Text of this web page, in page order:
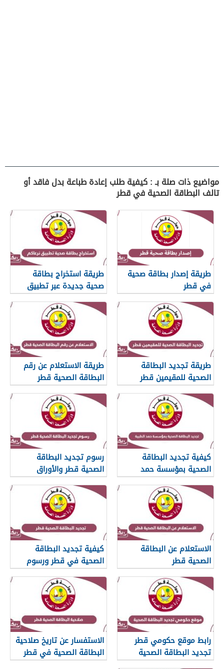
مواضيع ذات صلة بـ : كيفية طلب إعادة طباعة بدل فاقد أو
تالف البطاقة الصحية في قطر
طريقة إصدار بطاقة صحية
في قطر
طريقة استخراج بطاقة
صحية جديدة عبر تطبيق
نرعاكم في قطر
طريقة تجديد البطاقة
الصحية للمقيمين قطر
طريقة الاستعلام عن رقم
البطاقة الصحية قطر
كيفية تجديد البطاقة
الصحية بمؤسسة حمد
الطبية
رسوم تجديد البطاقة
الصحية قطر والأوراق
المطلوبة وكيفية تجديدها
الاستعلام عن البطاقة
الصحية قطر
كيفية تجديد البطاقة
الصحية في قطر ورسوم
التجديد
رابط موقع حكومي قطر
تجديد البطاقة الصحية
hukoomi.gov.qa
الاستفسار عن تاريخ صلاحية
البطاقة الصحية في قطر